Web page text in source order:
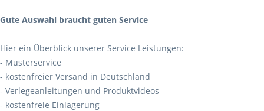
Gute Auswahl braucht guten Service
Hier ein Überblick unserer Service Leistungen:
- Musterservice
- kostenfreier Versand in Deutschland
- Verlegeanleitungen und Produktvideos
- kostenfreie Einlagerung